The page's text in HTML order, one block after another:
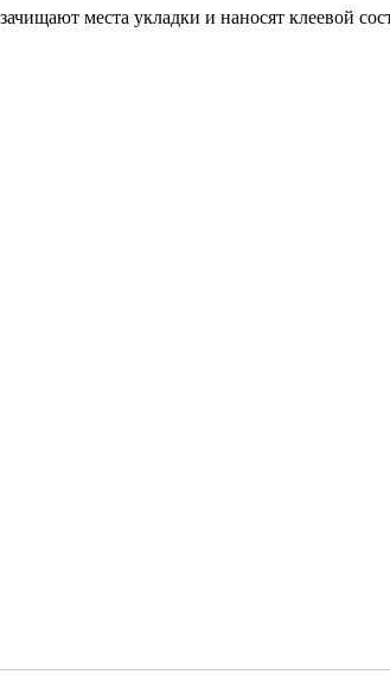
места укладки и наносят клеевой